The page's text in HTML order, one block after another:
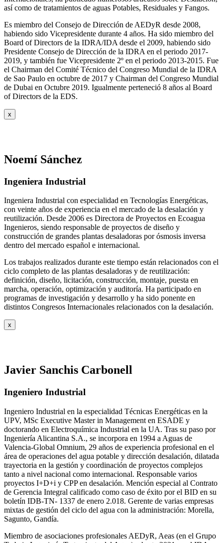
así como de tratamientos de aguas Potables, Residuales y Fangos.
Es miembro del Consejo de Dirección de AEDyR desde 2008,
habiendo sido Vicepresidente durante 4 años. Ha sido miembro del
Board of Directors de la IDRA/IDA desde el 2009, habiendo sido
Presidente Consejo de Dirección de la IDRA en el periodo 2017-
2019, y también fue Vicepresidente 2º en el periodo 2013-2015. Fue
el Chairman del Comité Técnico del Congreso Mundial de la IDRA
de Sao Paulo en octubre de 2017 y Chairman del Congreso Mundial
de Dubai en Octubre 2019. Igualmente perteneció 8 años al Board
of Directors de la EDS.
x
Noemí Sánchez
Ingeniera Industrial
Ingeniera Industrial con especialidad en Tecnologías Energéticas,
con veinte años de experiencia en el mercado de la desalación y
reutilización. Desde 2006 es Directora de Proyectos en Ecoagua
Ingenieros, siendo responsable de proyectos de diseño y
construcción de grandes plantas desaladoras por ósmosis inversa
dentro del mercado español e internacional.
Los trabajos realizados durante este tiempo están relacionados con el
ciclo completo de las plantas desaladoras y de reutilización:
definición, diseño, licitación, construcción, montaje, puesta en
marcha, operación, optimización y auditoría. Ha participado en
programas de investigación y desarrollo y ha sido ponente en
distintos Congresos Internacionales relacionados con la desalación.
x
Javier Sanchis Carbonell
Ingeniero Industrial
Ingeniero Industrial en la especialidad Técnicas Energéticas en la
UPV, MSc Executive Master in Management en ESADE y
doctorando en Electroquímica Industrial en la UA. Tras su paso por
Ingeniería Alicantina S.A., se incorpora en 1994 a Aguas de
Valencia-Global Omnium, 29 años de experiencia profesional en el
área de operaciones del agua potable y dirección desalación, dilatada
trayectoria en la gestión y coordinación de proyectos complejos
tanto a nivel nacional como internacional. Responsable varios
proyectos I+D+i y CPP en desalación. Mención especial al Contrato
de Gerencia Integral calificado como caso de éxito por el BID en su
boletín IDB-TN- 1337 de enero 2.018. Gerente de varias empresas
mixtas de gestión del ciclo del agua con la administración: Morella,
Sagunto, Gandía.
Miembro de asociaciones profesionales AEDyR, Aeas (en el Grupo